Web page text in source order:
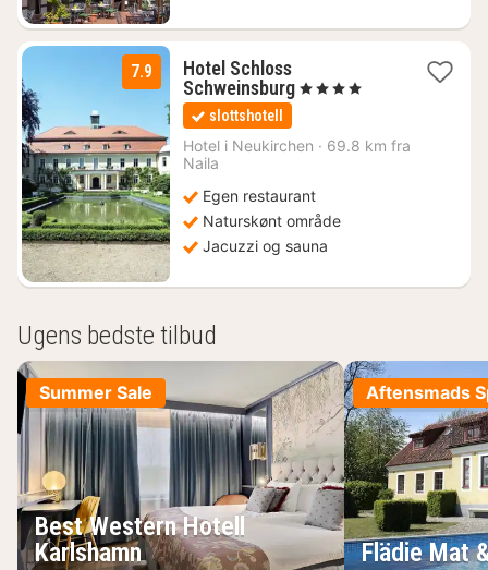
7.9
Hotel Schloss
Schweinsburg1
439
, 4 Stjerner
slottshotell
Hotel i Neukirchen · 69.8 km fra
Naila
Egen restaurant
Naturskønt område
Jacuzzi og sauna
Ugens bedste tilbud
Summer Sale
Best Western Hotell
Karlshamn
Aftensmads
Flädie Mat